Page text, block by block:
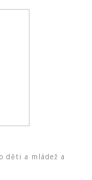
děti a mládež a